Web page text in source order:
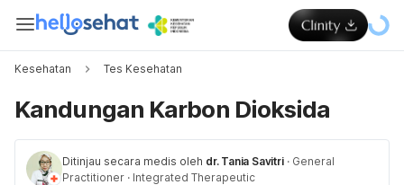
Kesehatan Tes Kesehatan
Kandungan Karbon Dioksida
Ditinjau secara medis oleh dr. Tania Savitri · General
Practitioner · Integrated Therapeutic